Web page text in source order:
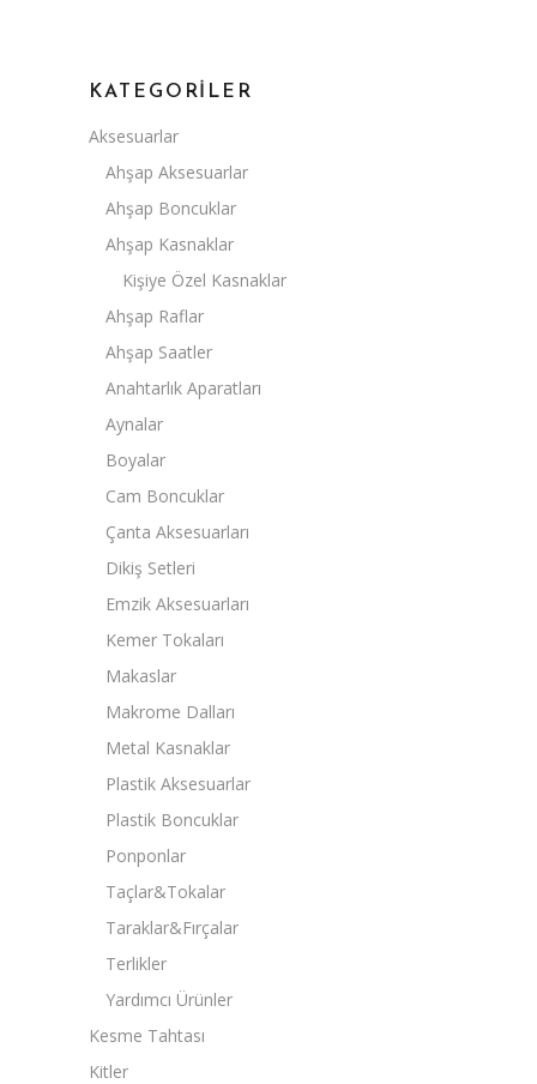
KATEGORILER
Aksesuarlar
Ahşap Aksesuarlar
Ahşap Boncuklar
Ahşap Kasnaklar
Kişiye Özel Kasnaklar
Ahşap Raflar
Ahşap Saatler
Anahtarlık Aparatları
Aynalar
Boyalar
Cam Boncuklar
Çanta Aksesuarları
Dikiş Setleri
Emzik Aksesuarları
Kemer Tokaları
Makaslar
Makrome Dalları
Metal Kasnaklar
Plastik Aksesuarlar
Plastik Boncuklar
Ponponlar
Taçlar&Tokalar
Taraklar&Fırçalar
Terlikler
Yardımcı Ürünler
Kesme Tahtası
Kitler